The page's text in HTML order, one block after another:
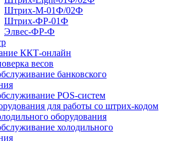
Штрих-М-01Ф/02Ф
Штрих-ФР-01Ф
Элвес-ФР-Ф
ККТ-онлайн
весов
банковского
POS-систем
для работы со штрих-кодом
оборудования
холодильного